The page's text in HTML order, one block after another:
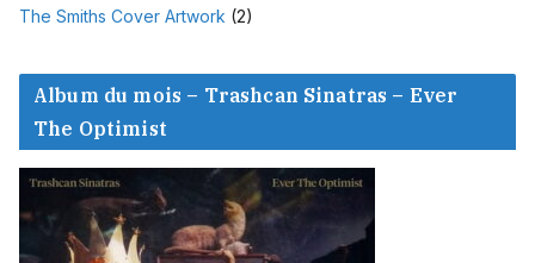
The Smiths Cover Artwork (2)
Album du mois – Trashcan Sinatras – Ever
The Optimist